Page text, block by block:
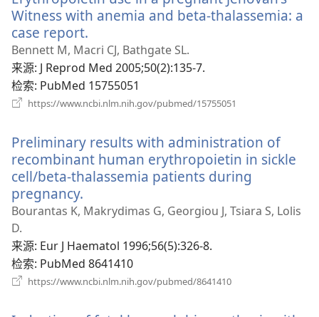
口）
Witness with anemia and beta-thalassemia: a
case report.
开
新
窗
口）
Bennett M, Macri CJ, Bathgate SL.
来源‎: J Reprod Med 2005;50(2):135-7.
检索‎: PubMed 15755051
https://www.ncbi.nlm.nih.gov/pubmed/15755051
窗
口）
Preliminary results with administration of
recombinant human erythropoietin in sickle
cell/beta-thalassemia patients during
pregnancy.
开
窗
口）
Bourantas K, Makrydimas G, Georgiou J, Tsiara S, Lolis
D.
来源‎: Eur J Haematol 1996;56(5):326-8.
检索‎: PubMed 8641410
https://www.ncbi.nlm.nih.gov/pubmed/8641410